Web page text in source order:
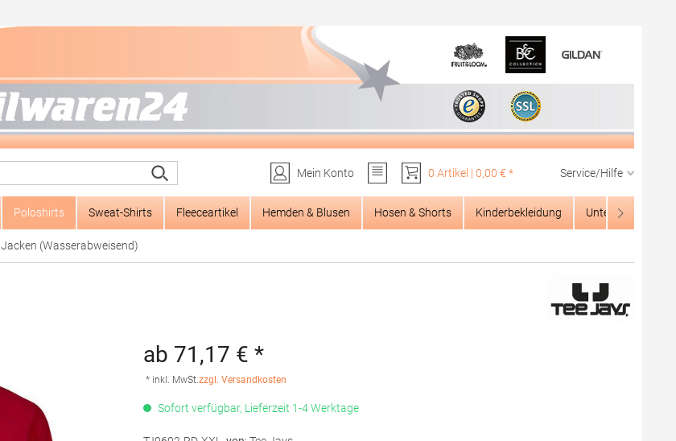
Mein Konto
0 Artikel | 0,00 € * Service/Hilfe
Poloshirts Sweat-Shirts Fleeceartikel Hemden & Blusen Hosen & Shorts Kinderbekleidung Unterwäsche
Jacken (Wasserabweisend)
ab 71,17 € *
* inkl. MwSt.zzgl. Versandkosten
Sofort verfügbar, Lieferzeit 1-4 Werktage